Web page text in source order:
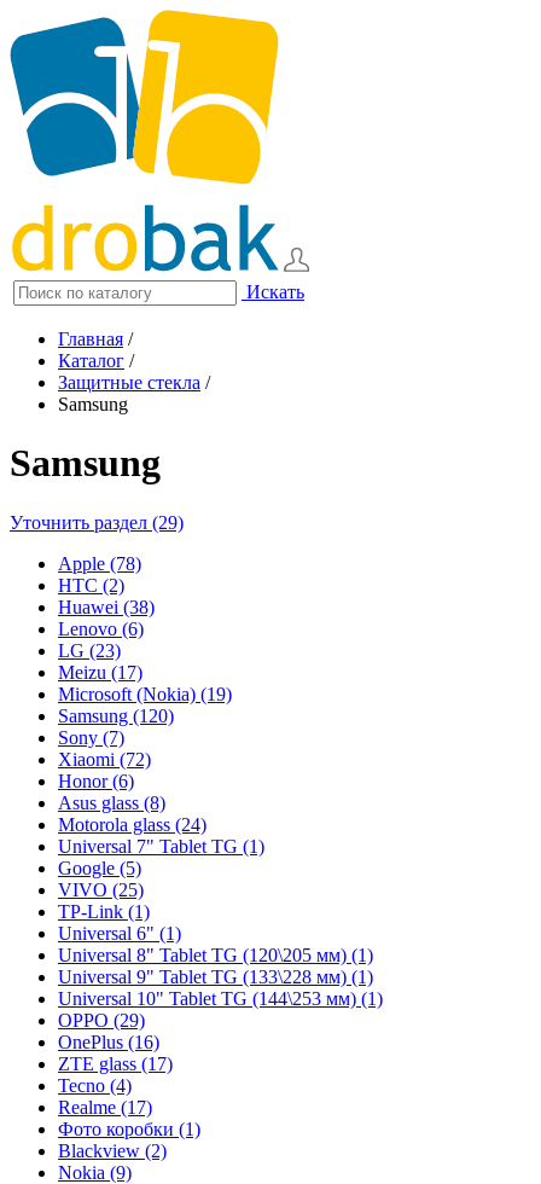
Искать
Главная /
Каталог /
Защитные стекла /
Samsung
Samsung
Уточнить раздел (29)
Apple (78)
HTC (2)
Huawei (38)
Lenovo (6)
LG (23)
Meizu (17)
Microsoft (Nokia) (19)
Samsung (120)
Sony (7)
Xiaomi (72)
Honor (6)
Asus glass (8)
Motorola glass (24)
Universal 7" Tablet TG (1)
Google (5)
VIVO (25)
TP-Link (1)
Universal 6" (1)
Universal 8" Tablet TG (120\205 мм) (1)
Universal 9" Tablet TG (133\228 мм) (1)
Universal 10" Tablet TG (144\253 мм) (1)
OPPO (29)
OnePlus (16)
ZTE glass (17)
Tecno (4)
Realme (17)
Фото коробки (1)
Blackview (2)
Nokia (9)